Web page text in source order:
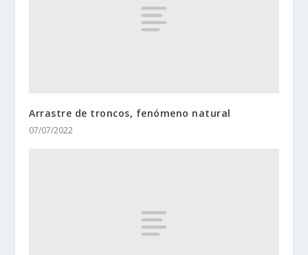
Arrastre de troncos, fenómeno natural
07/07/2022